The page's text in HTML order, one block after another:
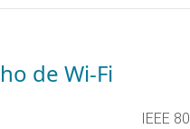
de Wi-Fi
IEEE